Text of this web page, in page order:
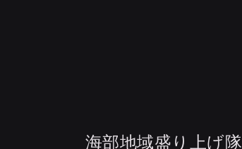
海部地域盛り上げ隊